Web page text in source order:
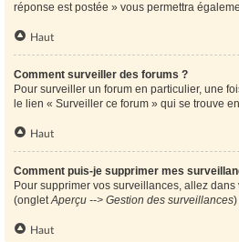
réponse est postée » vous permettra
Haut
Comment surveiller des forums ?
Pour surveiller un forum en particulier, une
le lien « Surveiller ce forum » qui se trouve
Haut
Comment puis-je supprimer mes
Pour supprimer vos surveillances, allez
(ongletAperçu --> Gestion des surveillances)
Haut